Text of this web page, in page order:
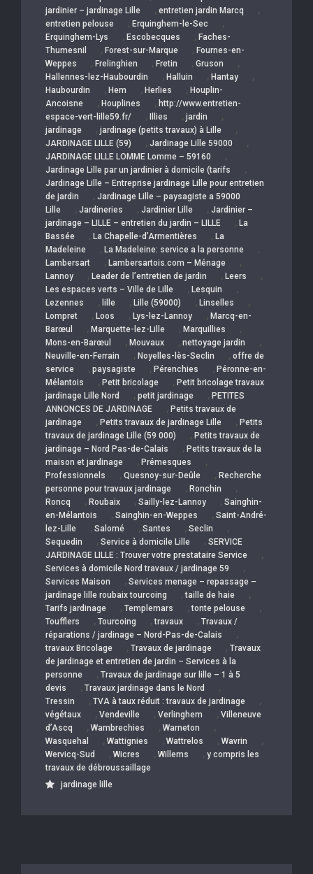
jardinier – jardinage Lille
, entretien jardin Marcq ,
entretien pelouse , Erquinghem-le-Sec ,
Erquinghem-Lys , Escobecques , Faches-
Thumesnil
, Forest-sur-Marque , Fournes-en-
Weppes
, Frelinghien , Fretin , Gruson ,
Hallennes-lez-Haubourdin , Halluin , Hantay ,
Haubourdin , Hem , Herlies , Houplin-
Ancoisne
, Houplines , http://www.entretien-
espace-vert-lille59.fr/
, Illies , jardin ,
jardinage , jardinage (petits travaux) à Lille ,
JARDINAGE LILLE (59) , Jardinage Lille 59000 ,
JARDINAGE LILLE LOMME Lomme – 59160 ,
Jardinage Lille par un jardinier à domicile (tarifs ,
Jardinage Lille – Entreprise jardinage Lille pour entretien
de jardin
, Jardinage Lille – paysagiste a 59000
Lille
, Jardineries , Jardinier Lille , Jardinier –
jardinage – LILLE – entretien du jardin – LILLE
, La
Bassée
, La Chapelle-d’Armentières , La
Madeleine
, La Madeleine: service a la personne ,
Lambersart , Lambersartois.com – Ménage ,
Lannoy , Leader de l’entretien de jardin , Leers ,
Les espaces verts – Ville de Lille , Lesquin ,
Lezennes , lille , Lille (59000) , Linselles ,
Lompret , Loos , Lys-lez-Lannoy , Marcq-en-
Barœul
, Marquette-lez-Lille , Marquillies ,
Mons-en-Barœul , Mouvaux , nettoyage jardin ,
Neuville-en-Ferrain , Noyelles-lès-Seclin , offre de
service
, paysagiste , Pérenchies , Péronne-en-
Mélantois
, Petit bricolage , Petit bricolage travaux
jardinage Lille Nord
, petit jardinage , PETITES
ANNONCES DE JARDINAGE
, Petits travaux de
jardinage
, Petits travaux de jardinage Lille , Petits
travaux de jardinage Lille (59 000)
, Petits travaux de
jardinage – Nord Pas-de-Calais
, Petits travaux de la
maison et jardinage
, Prémesques ,
Professionnels , Quesnoy-sur-Deûle , Recherche
personne pour travaux jardinage
, Ronchin ,
Roncq , Roubaix , Sailly-lez-Lannoy , Sainghin-
en-Mélantois
, Sainghin-en-Weppes , Saint-André-
lez-Lille
, Salomé , Santes , Seclin ,
Sequedin , Service à domicile Lille , SERVICE
JARDINAGE LILLE : Trouver votre prestataire Service
,
Services à domicile Nord travaux / jardinage 59 ,
Services Maison , Services menage – repassage –
jardinage lille roubaix tourcoing
,taille de haie ,
Tarifs jardinage , Templemars ,tonte pelouse ,
Toufflers , Tourcoing ,travaux , Travaux /
réparations / jardinage – Nord-Pas-de-Calais
,
travaux Bricolage , Travaux de jardinage , Travaux
de jardinage et entretien de jardin – Services à la
personne
, Travaux de jardinage sur lille – 1 à 5
devis
, Travaux jardinage dans le Nord ,
Tressin , TVA à taux réduit : travaux de jardinage ,
végétaux , Vendeville , Verlinghem , Villeneuve
d’Ascq
, Wambrechies , Warneton ,
Wasquehal , Wattignies , Wattrelos , Wavrin ,
Wervicq-Sud , Wicres , Willems , y compris les
travaux de débroussaillage
jardinage lille